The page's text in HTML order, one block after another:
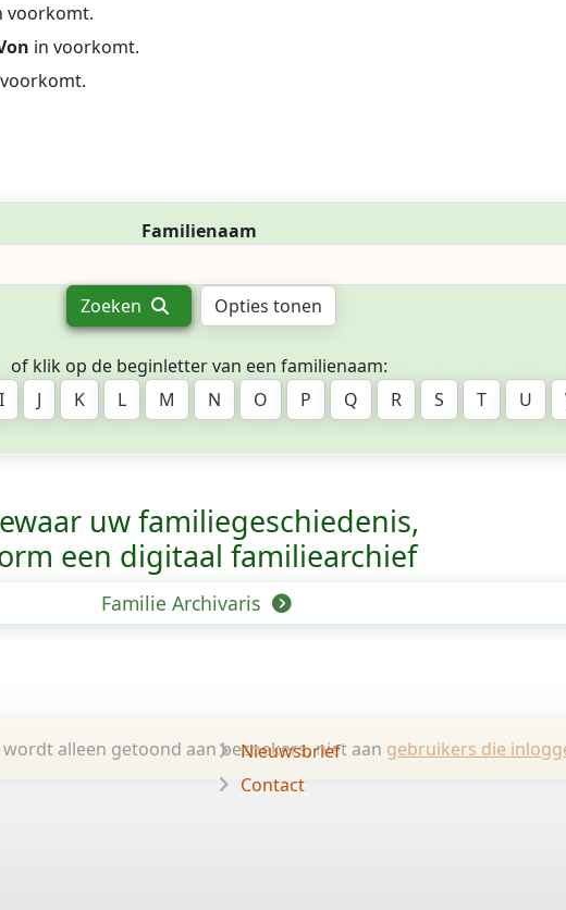
voorkomt.
in voorkomt.
Familienaam
Zoeken Opties tonen
of klik op de beginletter van een familienaam:
I J K L M N O P Q R S T U
uw familie­geschiedenis,
een digitaal familiearchief
Familie Archivaris
alleen getoond aan bezoekers, niet aan gebruikers die
Nieuwsbrief
Contact